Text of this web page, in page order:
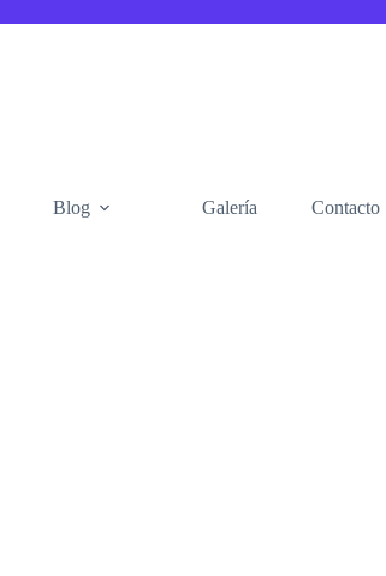
Blog Galería Contacto